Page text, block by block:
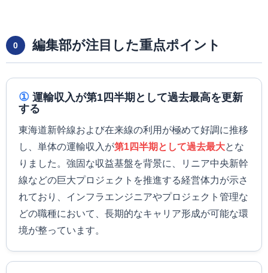
0 編集部が注目した重点ポイント
① 運輸収入が第1四半期として過去最高を更新
する
東海道新幹線および在来線の利用が極めて好調に推移
し、単体の運輸収入が第1四半期として過去最大とな
りました。強固な収益基盤を背景に、リニア中央新幹
線などの巨大プロジェクトを推進する経営体力が示さ
れており、インフラエンジニアやプロジェクト管理な
どの職種において、長期的なキャリア形成が可能な環
境が整っています。